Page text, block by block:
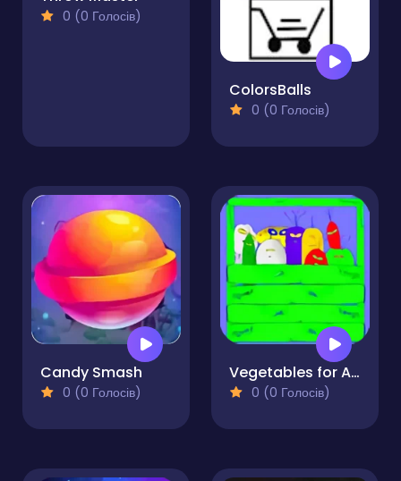
0 (0 Голосів)
ColorsBalls
0 (0 Голосів)
Candy Smash
0 (0 Голосів)
Vegetables for Aliens
0 (0 Голосів)